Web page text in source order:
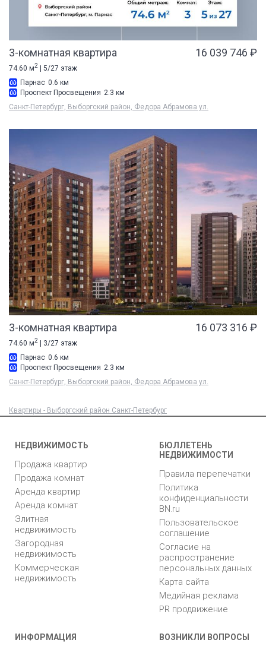
3-комнатная квартира 16 039 746 ₽
74.60 м2
| 5/27 этаж
Парнас 0.6 км
Проспект Просвещения 2.3 км
Санкт-Петербург, Выборгский район, Федора Абрамова ул.
3-комнатная квартира 16 073 316 ₽
74.60 м2 | 3/27 этаж
Парнас 0.6 км
Проспект Просвещения 2.3 км
Санкт-Петербург, Выборгский район, Федора Абрамова ул.
Квартиры - Выборгский район Санкт-Петербург
НЕДВИЖИМОСТЬ
Продажа квартир
Продажа комнат
Аренда квартир
Аренда комнат
Элитная
недвижимость
Загородная
недвижимость
Коммерческая
недвижимость
БЮЛЛЕТЕНЬ
НЕДВИЖИМОСТИ
Правила перепечатки
Политика
конфиденциальности
BN.ru
Пользовательское
соглашение
Согласие на
распространение
персональных данных
Карта сайта
Медийная реклама
PR продвижение
ИНФОРМАЦИЯ ВОЗНИКЛИ ВОПРОСЫ